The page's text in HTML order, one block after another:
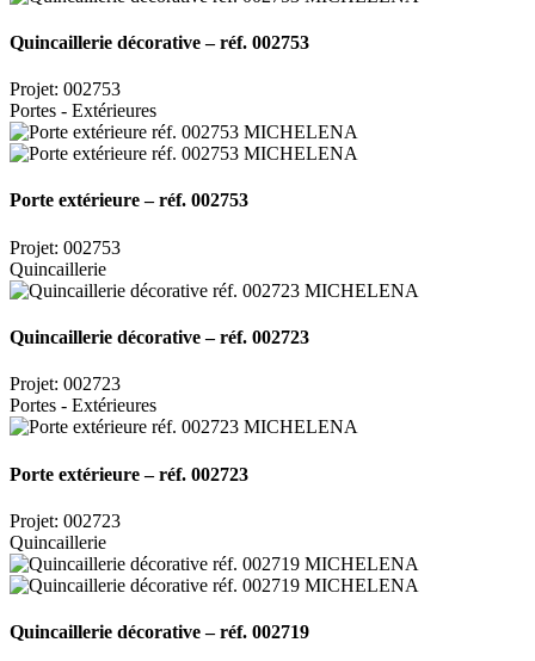
Quincaillerie décorative – réf. 002753
Projet: 002753
Portes - Extérieures
Porte extérieure – réf. 002753
Projet: 002753
Quincaillerie
Quincaillerie décorative – réf. 002723
Projet: 002723
Portes - Extérieures
Porte extérieure – réf. 002723
Projet: 002723
Quincaillerie
Quincaillerie décorative – réf. 002719